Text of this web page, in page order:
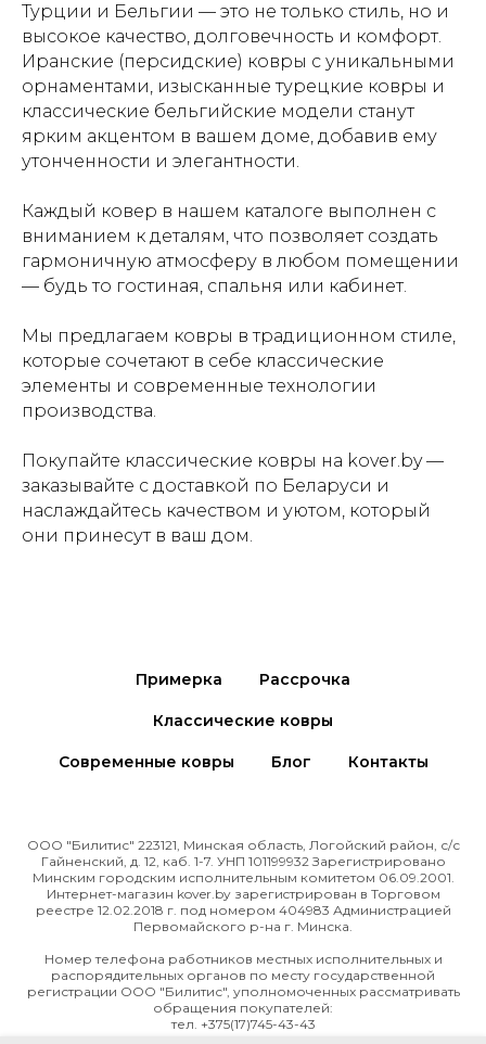
Турции и Бельгии — это не только стиль, но и
высокое качество, долговечность и комфорт.
Иранские (персидские) ковры с уникальными
орнаментами, изысканные турецкие ковры и
классические бельгийские модели станут
ярким акцентом в вашем доме, добавив ему
утонченности и элегантности.
Каждый ковер в нашем каталоге выполнен с
вниманием к деталям, что позволяет создать
гармоничную атмосферу в любом помещении
— будь то гостиная, спальня или кабинет.
Мы предлагаем ковры в традиционном стиле,
которые сочетают в себе классические
элементы и современные технологии
производства.
Покупайте классические ковры на kover.by —
заказывайте с доставкой по Беларуси и
наслаждайтесь качеством и уютом, который
они принесут в ваш дом.
Примерка Рассрочка
Классические ковры
Современные ковры Блог Контакты
ООО "Билитис" 223121, Минская область, Логойский район, с/с
Гайненский, д. 12, каб. 1-7. УНП 101199932 Зарегистрировано
Минским городским исполнительным комитетом 06.09.2001.
Интернет-магазин kover.by зарегиcтрирован в Торговом
реестре 12.02.2018 г. под номером 404983 Администрацией
Первомайского р-на г. Минска.
Номер телефона работников местных исполнительных и
распорядительных органов по месту государственной
регистрации ООО "Билитис", уполномоченных рассматривать
обращения покупателей:
тел. +375(17)745-43-43